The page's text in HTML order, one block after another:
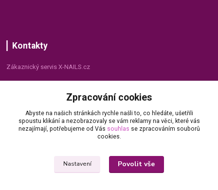
Kontakty
Zákaznický servis X-NAILS.cz
+420 735 055 075
(Po - Pá, 8 - 16 hod.)
info@x-nails.cz
Zpracování cookies
Abyste na našich stránkách rychle našli to, co hledáte, ušetřili
spoustu klikání a nezobrazovaly se vám reklamy na věci, které vás
nezajímají, potřebujeme od Vás souhlas se zpracováním souborů
cookies.
Nastavení Povolit vše